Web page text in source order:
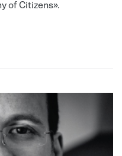
of Citizens».